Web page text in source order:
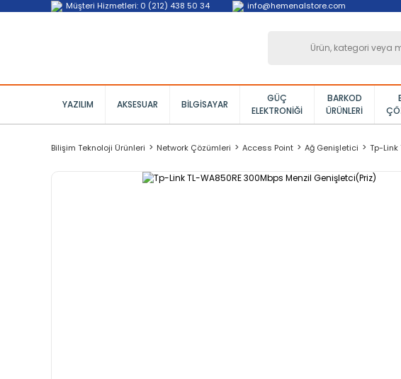
Müşteri Hizmetleri: 0 (212) 438 50 34 info@hemenalstore.com
YAZILIM AKSESUAR BILGISAYAR
GÜÇ
ELEKTRONIĞI
BARKOD
ÜRÜNLERI
Bilişim Teknoloji Ürünleri Network Çözümleri Access Point Ağ Genişletici Tp-Link